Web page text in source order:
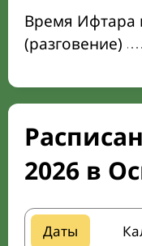
Время Ифтара
(разговение)
2026 в
Даты